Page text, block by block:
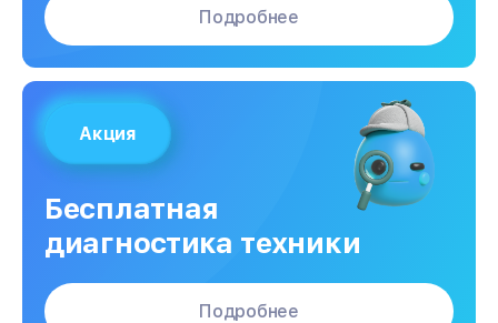
Подробнее
Акция
Бесплатная
диагностика техники
Подробнее